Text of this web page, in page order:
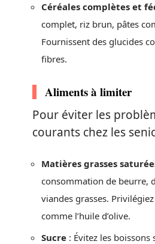
Céréales complètes et
complet, riz brun, pâtes
Fournissent des glucides
fibres.
Aliments à limiter
Pour éviter les
courants chez les
Matières grasses
consommation de beurre,
viandes grasses.
comme l’huile d’olive.
Sucre : Évitez les boissons